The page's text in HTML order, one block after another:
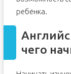
ребёнка.
чего